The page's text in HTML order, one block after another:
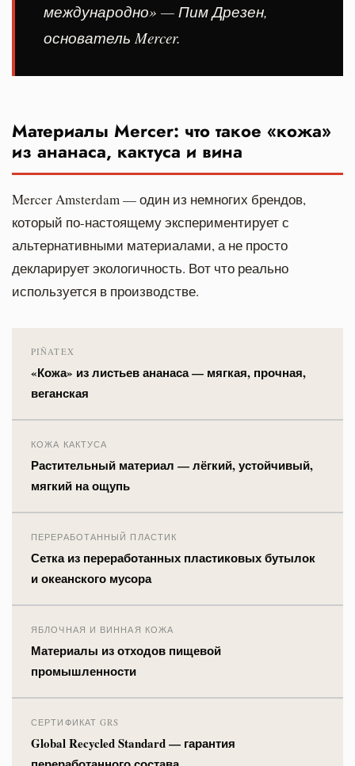
международно» — Пим Дрезен,
основатель Mercer.
Материалы Mercer: что такое «кожа»
из ананаса, кактуса и вина
Mercer Amsterdam — один из немногих брендов,
который по-настоящему экспериментирует с
альтернативными материалами, а не просто
декларирует экологичность. Вот что реально
используется в производстве.
PIÑATEX
«Кожа» из листьев ананаса — мягкая, прочная,
веганская
КОЖА КАКТУСА
Растительный материал — лёгкий, устойчивый,
мягкий на ощупь
ПЕРЕРАБОТАННЫЙ ПЛАСТИК
Сетка из переработанных пластиковых бутылок
и океанского мусора
ЯБЛОЧНАЯ И ВИННАЯ КОЖА
Материалы из отходов пищевой
промышленности
СЕРТИФИКАТ GRS
Global Recycled Standard — гарантия